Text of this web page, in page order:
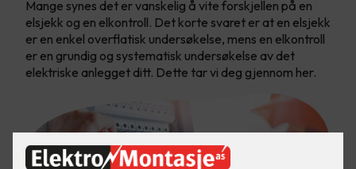
Mange synes det er vanskelig å vite forskjellen på en
elsjekk og en elkontroll. Det korte svaret er at en elsjekk
er en enkel overflatisk undersøkelse, mens en elkontroll
er en grundig og systematisk undersøkelse av det
elektriske anlegget ditt. Dette tar vi deg gjennom her.